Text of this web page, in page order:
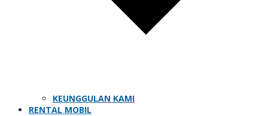
KEUNGGULAN KAMI
RENTAL MOBIL